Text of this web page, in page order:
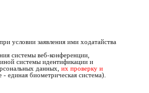
условии заявления ими ходатайства
системы веб-конференции,
системы идентификации и
данных, их проверку и
- единая биометрическая система).